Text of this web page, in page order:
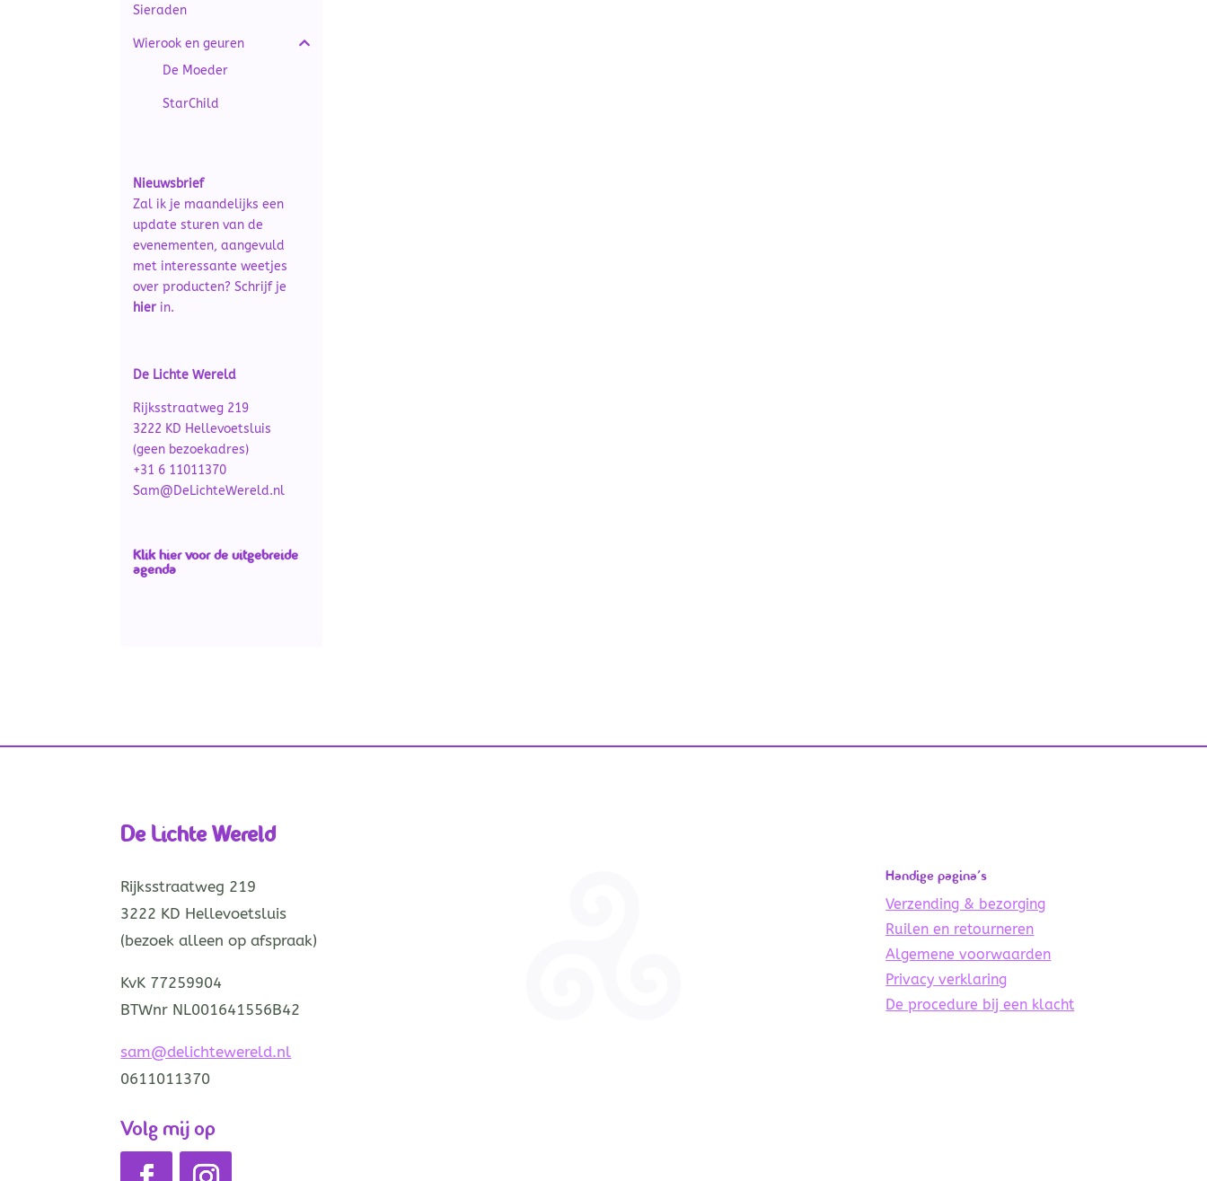
Sieraden
Wierook en geuren
De Moeder
StarChild
Nieuwsbrief
Zal ik je maandelijks een
update sturen van de
evenementen, aangevuld
met interessante weetjes
over producten? Schrijf je
hierin.
De Lichte Wereld
Rijksstraatweg 219
3222 KD Hellevoetsluis
(geen bezoekadres)
+31 6 11011370
Sam@DeLichteWereld.nl
Klikhiervoor de uitgebreide
agenda
De Lichte Wereld
Rijksstraatweg 219
3222 KD Hellevoetsluis
(bezoek alleen op afspraak)
KvK 77259904
BTWnr NL001641556B42
sam@delichtewereld.nl
0611011370
Volg mij op
Handige pagina’s
Verzending & bezorging
Ruilen en retourneren
Algemene voorwaarden
Privacy verklaring
De procedure bij een klacht